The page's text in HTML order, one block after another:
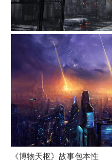
《博物天枢》故事包本性